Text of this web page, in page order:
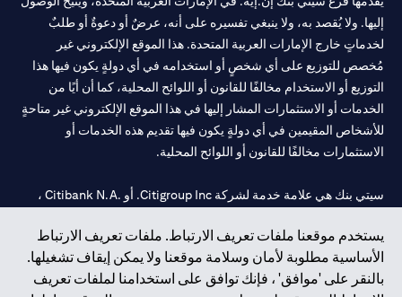
يستخدم موقعنا ملفات تعريف الارتباط. ملفات تعريف الارتباط
الأساسية مطلوبة لأمان وسلامة موقعنا ولا يمكن إيقاف تشغيلها.
بالنقر على 'موافق' ، فإنك توافق على استخدامنا لملفات تعريف
إليها. ولا يُقصد به، ولا ينبغي تفسيره على أنه، عرضٌ أو دعوةٌ أو طلبٌ
لخدماتٍ خارج الإمارات العربية المتحدة. هذا الموقع الإلكتروني غير
مُخصص للتوزيع على أي شخصٍ أو استخدامه في أي دولةٍ يكون فيها هذا
التوزيع أو الاستخدام مخالفًا للقانون أو اللوائح المحلية، كما أن أيًا من
الخدمات أو الاستثمارات المشار إليها في هذا الموقع الإلكتروني غير متاحةٍ
للأشخاص المقيمين في أي دولةٍ يكون فيها تقديم هذه الخدمات أو
الاستثمارات مخالفًا للقانون أو اللوائح المحلية.
سيتي بنك هي علامة خدمة لشركة Citigroup Inc. أو .Citibank N.A ،
سيتي بنك إن. إيه. الإمارات مسجل لدى مصرف الإمارات المركزي تحت
أرقام التراخيص 202563 لفرع الوصل في دبي، 531989 لفرع مول